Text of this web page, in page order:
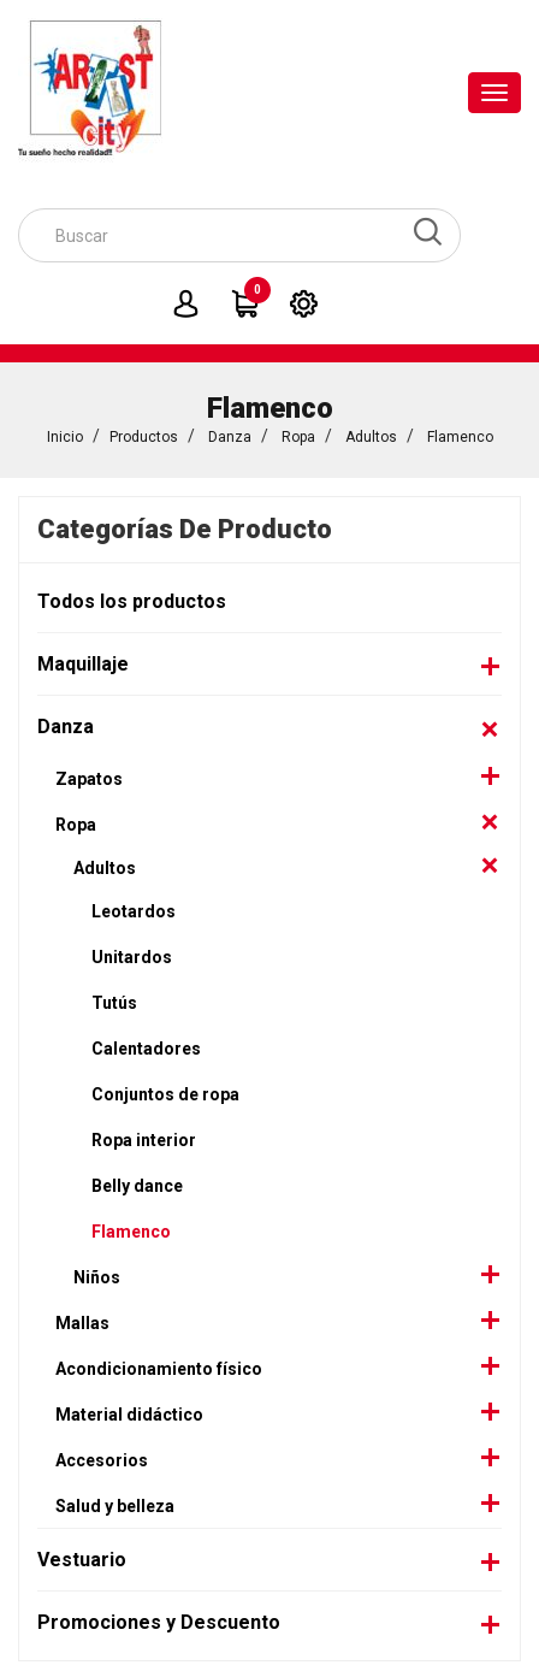
0
Flamenco
Inicio Productos Danza Ropa Adultos Flamenco
Categorías De Producto
Todos los productos
Maquillaje
Danza
Zapatos
Ropa
Adultos
Leotardos
Unitardos
Tutús
Calentadores
Conjuntos de ropa
Ropa interior
Belly dance
Flamenco
Niños
Mallas
Acondicionamiento físico
Material didáctico
Accesorios
Salud y belleza
Vestuario
Promociones y Descuento